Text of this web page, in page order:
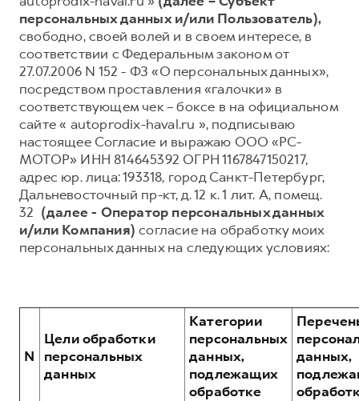
DARGO DARGO X
от 3 499 000 ₽
F7
от 2 899 000 ₽
F7X
от 3 599 000 ₽
от 3 449 000 ₽
Тест-драйв
Трейд-ин
КРЕДИТ И СТРАХОВАНИЕ
Кредитный калькулятор
Страхование
Кредит
КОРПОРАТИВНЫМ КЛИЕНТАМ
Для малого бизнеса
Крупным корпоративным клиентам
Система управления автопарком GWM Fleet
Сервис для корпоративных клиентов
СЕРВИСНОЕ ОБСЛУЖИВАНИЕ
Нулевое ТО
Программа «Помощь на дороге»
Регламенты технического обслуживания
Электронный ПТС
ПОДДЕРЖКА
GWM Безопасность
Гарантия HAVAL
Мобильное приложение GWM
Руководства по эксплуатации
Подписки
АКСЕССУАРЫ HAVAL
О дилере
Наша команда
Контакты
персональных данных и/или Пользователь),
свободно, своей волей и в своем интересе, в
соответствии с Федеральным законом от
27.07.2006 N 152 - ФЗ «О персональных данных»,
посредством проставления «галочки» в
соответствующем чек – боксе в на официальном
сайте « autoprodix-haval.ru », подписываю
настоящее Согласие и выражаю ООО «РС-
МОТОР» ИНН 814645392 ОГРН 1167847150217,
адрес юр. лица: 193318, город Санкт-Петербург,
Дальневосточный пр-кт, д. 12 к. 1 лит. А, помещ.
32 (далее - Оператор персональных данных
и/или Компания) согласие на обработку моих
персональных данных на следующих условиях:
N
Цели обработки
персональных
данных
Категории
персональных
данных,
подлежащих
обработке
данных,